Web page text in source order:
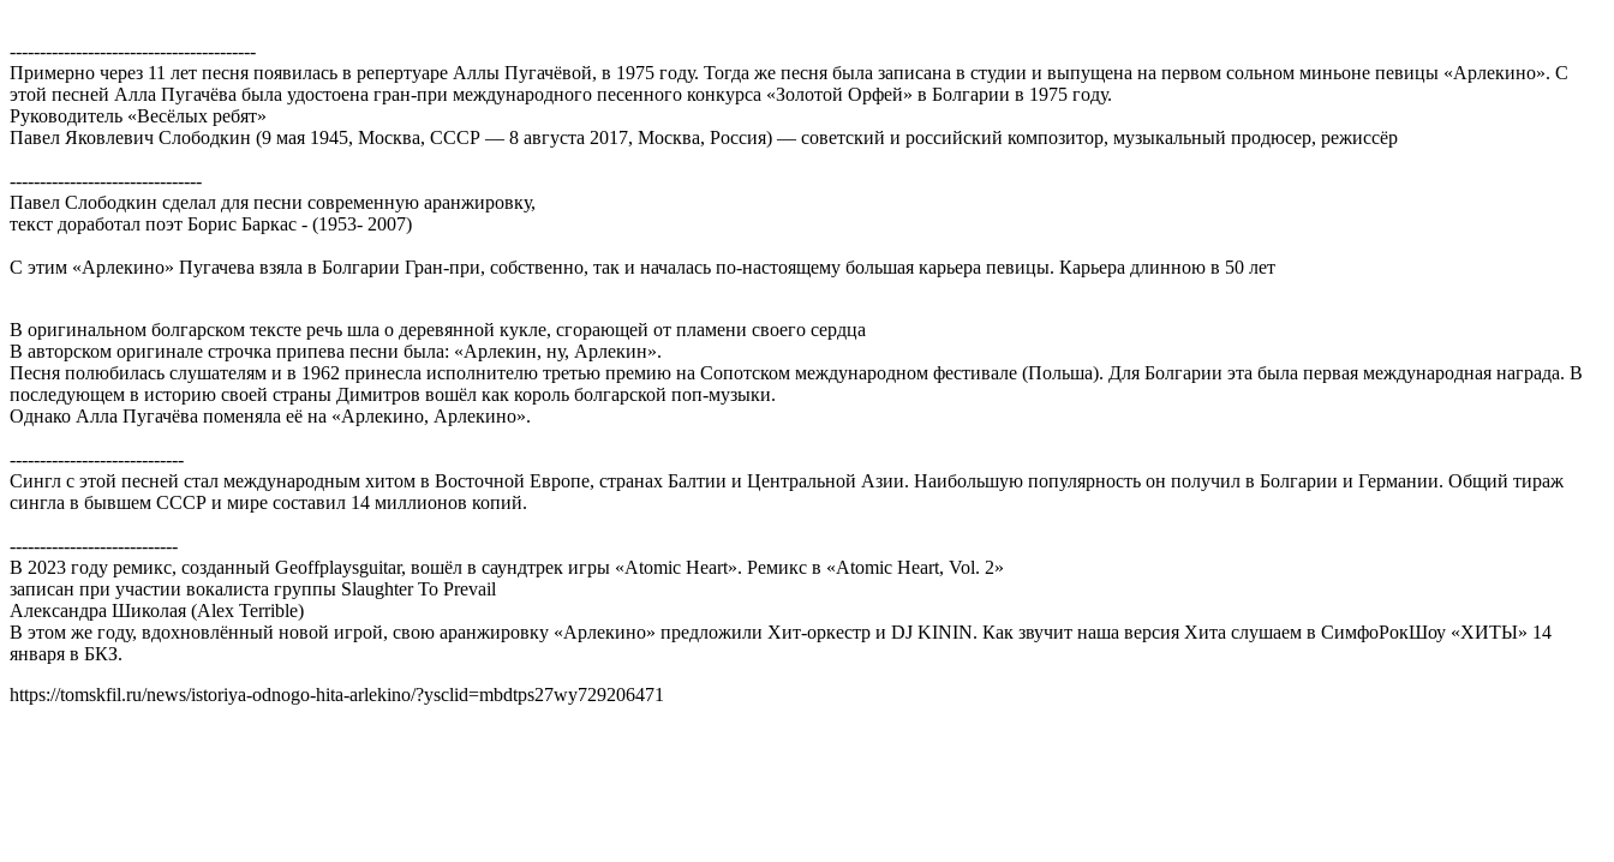
-----------------------------------------
Примерно через 11 лет песня появилась в репертуаре Аллы Пугачёвой, в 1975 году. Тогда же песня была записана в студии и выпущена на первом сольном миньоне певицы «Арлекино». C
этой песней Алла Пугачёва была удостоена гран-при международного песенного конкурса «Золотой Орфей» в Болгарии в 1975 году.
Руководитель «Весёлых ребят»
Павел Яковлевич Слободкин (9 мая 1945, Москва, СССР — 8 августа 2017, Москва, Россия) — советский и российский композитор, музыкальный продюсер, режиссёр
--------------------------------
Павел Слободкин сделал для песни современную аранжировку,
текст доработал поэт Борис Баркас - (1953- 2007)
С этим «Арлекино» Пугачева взяла в Болгарии Гран-при, собственно, так и началась по-настоящему большая карьера певицы. Карьера длинною в 50 лет
В оригинальном болгарском тексте речь шла о деревянной кукле, сгорающей от пламени своего сердца
В авторском оригинале строчка припева песни была: «Арлекин, ну, Арлекин».
Песня полюбилась слушателям и в 1962 принесла исполнителю третью премию на Сопотском международном фестивале (Польша). Для Болгарии эта была первая международная награда. В
последующем в историю своей страны Димитров вошёл как король болгарской поп-музыки.
Однако Алла Пугачёва поменяла её на «Арлекино, Арлекино».
-----------------------------
Сингл с этой песней стал международным хитом в Восточной Европе, странах Балтии и Центральной Азии. Наибольшую популярность он получил в Болгарии и Германии. Общий тираж
сингла в бывшем СССР и мире составил 14 миллионов копий.
----------------------------
В 2023 году ремикс, созданный Geoffplaysguitar, вошёл в саундтрек игры «Atomic Heart». Ремикс в «Atomic Heart, Vol. 2»
записан при участии вокалиста группы Slaughter To Prevail
Александра Шиколая (Alex Terrible)
В этом же году, вдохновлённый новой игрой, свою аранжировку «Арлекино» предложили Хит-оркестр и DJ KININ. Как звучит наша версия Хита слушаем в СимфоРокШоу «ХИТЫ» 14
января в БКЗ.
https://tomskfil.ru/news/istoriya-odnogo-hita-arlekino/?ysclid=mbdtps27wy729206471